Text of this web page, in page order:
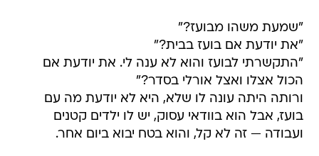
"שמעת משהו מבועז?"
"את יודעת אם בועז בבית?"
"התקשרתי לבועז והוא לא ענה לי. את יודעת אם
הכול אצלו ואצל אורלי בסדר?"
ורותה היתה עונה לו שלא, היא לא יודעת מה עם
בועז, אבל הוא בוודאי עסוק, יש לו ילדים קטנים
ועבודה — זה לא קל, והוא בטח יבוא ביום אחר.